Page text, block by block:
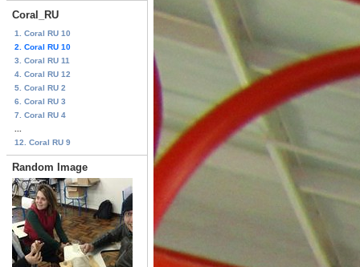
Coral_RU
1. Coral RU 10
2. Coral RU 10
3. Coral RU 11
4. Coral RU 12
5. Coral RU 2
6. Coral RU 3
7. Coral RU 4
12. Coral RU 9
Random Image